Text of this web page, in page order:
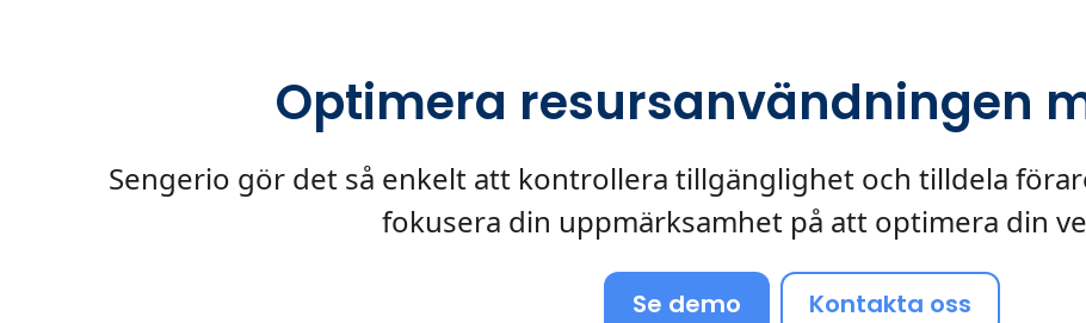
Optimera resursanvändningen
Sengerio gör det så enkelt att kontrollera tillgänglighet och tilldela
fokusera din uppmärksamhet på att optimera din
Se demo Kontakta oss